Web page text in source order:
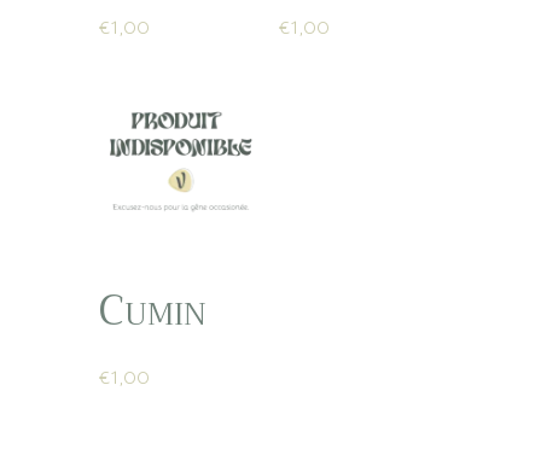
€1,00 €1,00
Cumin
€1,00